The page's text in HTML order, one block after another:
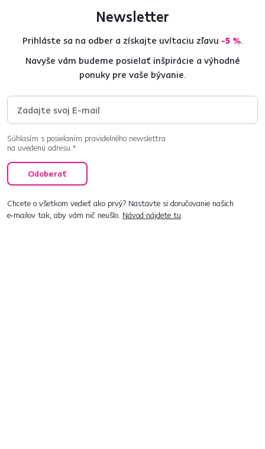
Newsletter
Prihláste sa na odber a získajte uvítaciu zľavu -5 %.
Navyše vám budeme posielať inšpirácie a výhodné
ponuky pre vaše bývanie.
Súhlasím s posielaním pravidelného newslettra
na uvedenú adresu.*
Odoberať
Chcete o všetkom vedieť ako prvý? Nastavte si doručovanie našich
e‑mailov tak, aby vám nič neušlo. Návod nájdete tu.